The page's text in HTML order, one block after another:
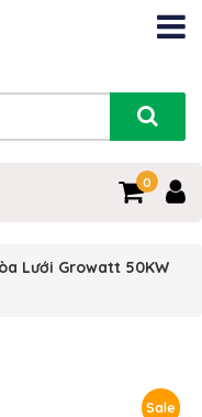
0
Lưới Growatt 50KW
Sale